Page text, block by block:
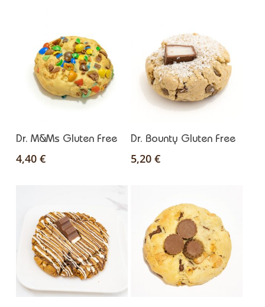
Ajouter Au Panier
Dr. M&Ms Gluten Free
4,40 €
Ajouter Au Panier
Dr. Bounty Gluten Free
5,20€